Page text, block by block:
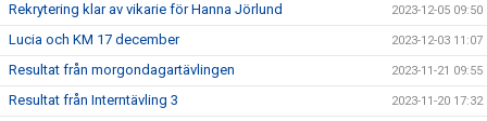
Rekrytering klar av vikarie för Hanna Jörlund 2023-12-05 09:50
Lucia och KM 17 december 2023-12-03 11:07
Resultat från morgondagartävlingen 2023-11-21 09:55
Resultat från Interntävling 3 2023-11-20 17:32